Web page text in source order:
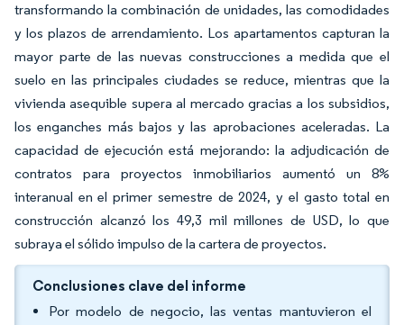
transformando la combinación de unidades, las comodidades
y los plazos de arrendamiento. Los apartamentos capturan la
mayor parte de las nuevas construcciones a medida que el
suelo en las principales ciudades se reduce, mientras que la
vivienda asequible supera al mercado gracias a los subsidios,
los enganches más bajos y las aprobaciones aceleradas. La
capacidad de ejecución está mejorando: la adjudicación de
contratos para proyectos inmobiliarios aumentó un 8%
interanual en el primer semestre de 2024, y el gasto total en
construcción alcanzó los 49,3 mil millones de USD, lo que
subraya el sólido impulso de la cartera de proyectos.
Conclusiones clave del informe
Por modelo de negocio, las ventas mantuvieron el